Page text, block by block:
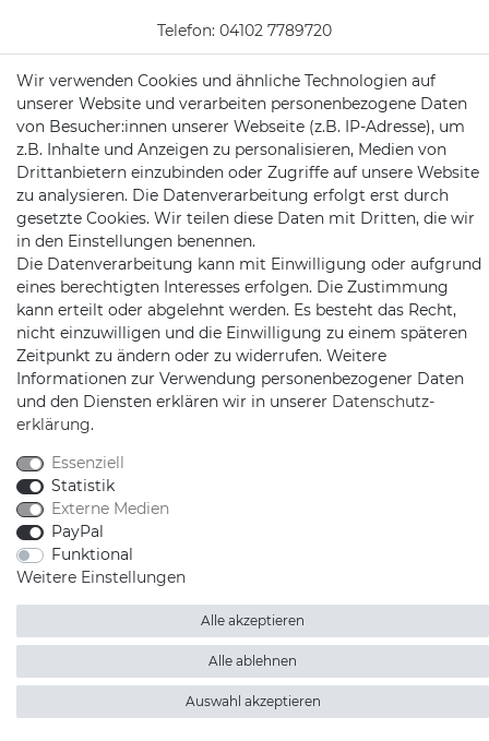
Telefon: 04102 7789720
Mail:kundenservice@motionandsports.de
Jochim-Klindt-Str. 5
22926 Ahrensburg
Schnellversand auf Facebook
Schnellversand auf Twitter
Schnellversand auf YouTube
Schnellversand auf
Schnellversand
*Alle Preise inkl. MwSt., zzgl. Versandkosten
Wir verwenden Cookies und ähnliche Technologien auf
unserer Website und verarbeiten personenbezogene Daten
von Besucher:innen unserer Webseite (z.B. IP-Adresse), um
z.B. Inhalte und Anzeigen zu personalisieren, Medien von
Drittanbietern einzubinden oder Zugriffe auf unsere Website
zu analysieren. Die Datenverarbeitung erfolgt erst durch
gesetzte Cookies. Wir teilen diese Daten mit Dritten, die wir
in den Einstellungen benennen.
Die Datenverarbeitung kann mit Einwilligung oder aufgrund
eines berechtigten Interesses erfolgen. Die Zustimmung
kann erteilt oder abgelehnt werden. Es besteht das Recht,
nicht einzuwilligen und die Einwilligung zu einem späteren
Zeitpunkt zu ändern oder zu widerrufen. Weitere
Informationen zur Verwendung personenbezogener Daten
und den Diensten erklären wir in unserer Daten­schutz­
erklärung.
Essenziell
Statistik
Externe Medien
PayPal
Funktional
Weitere Einstellungen
Alle akzeptieren
Alle ablehnen
Auswahl akzeptieren